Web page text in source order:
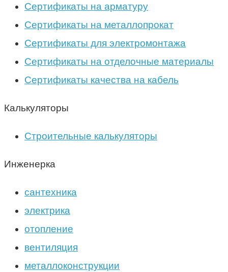
Сертификаты на арматуру
Сертификаты на металлопрокат
Сертификаты для электромонтажа
Сертификаты на отделочные материалы
Сертификаты качества на кабель
Калькуляторы
Строительные калькуляторы
Инженерка
сантехника
электрика
отопление
вентиляция
металлоконструкции